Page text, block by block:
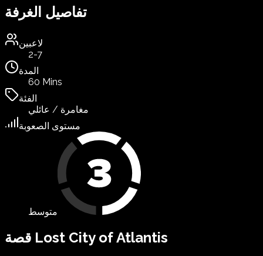
تفاصيل الغرفة
لاعبين
2-7
المدة
60 Mins
الفئة
مغامرة / عائلي
مستوى الصعوبة
متوسط
قصة Lost City of Atlantis